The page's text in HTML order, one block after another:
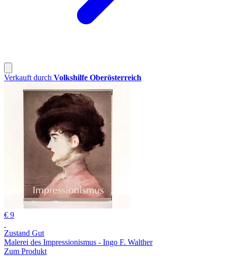
Verkauft durch Volkshilfe Oberösterreich
€ 9
Zustand Gut
Malerei des Impressionismus - Ingo F. Walther
Zum Produkt